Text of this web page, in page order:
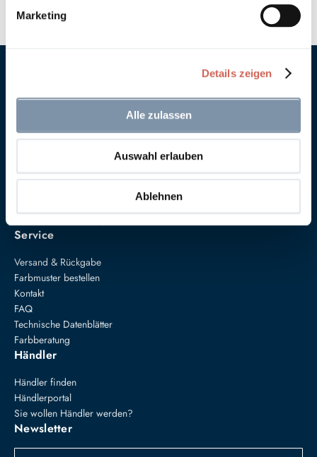
Marketing
Details zeigen
Alle zulassen
Auswahl erlauben
Ablehnen
Anna von Mangoldt GmbH & Co. KG
Speckgraben 19
Service
Versand & Rückgabe
Farbmuster bestellen
Kontakt
FAQ
Technische Datenblätter
Farbberatung
Händler
Händler finden
Händlerportal
Sie wollen Händler werden?
Newsletter